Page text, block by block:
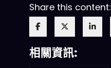
Share this content:
相關資訊: